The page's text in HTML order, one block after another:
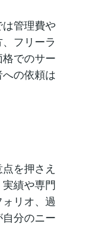
管理費や
フリーラ
でのサー
の依頼は
を押さえ
績や専門
リオ、過
分のニー